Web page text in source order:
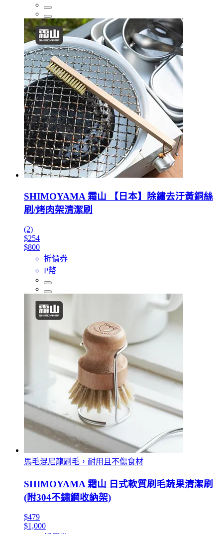
SHIMOYAMA 霜山 【日本】除鏽去汙黃銅絲
刷/烤肉架清潔刷
(2)
$254
$800
折價券
P幣
馬毛混尼龍刷毛，耐用且不傷食材
SHIMOYAMA 霜山 日式軟質刷毛蔬果清潔刷
(附304不鏽鋼收納架)
$479
$1,000